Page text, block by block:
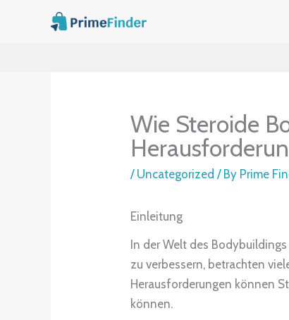
Wie Steroide
/ Uncategorized / By Prime
Einleitung
In der Welt des
zu verbessern, betrachten
Herausforderungen können
können.